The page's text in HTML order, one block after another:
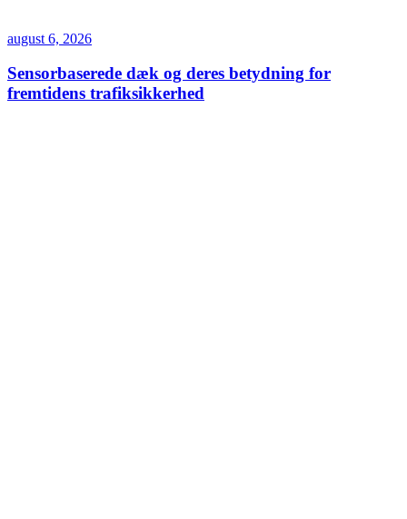
august 6, 2026
Sensorbaserede dæk og deres betydning for
fremtidens trafiksikkerhed